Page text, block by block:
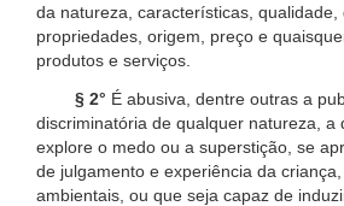
da natureza, características, qualidade,
propriedades, origem, preço e
produtos e serviços.
§ 2° É abusiva, dentre outras a
discriminatória de qualquer natureza, a
explore o medo ou a superstição, se
de julgamento e experiência da
ambientais, ou que seja capaz de